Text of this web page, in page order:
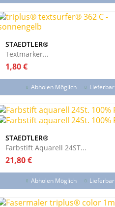
STAEDTLER®
Textmarker...
Preis
1,80 €
Abholen Möglich Lieferbar
STAEDTLER®
Farbstift Aquarell 24ST...
Preis
21,80 €
Abholen Möglich Lieferbar